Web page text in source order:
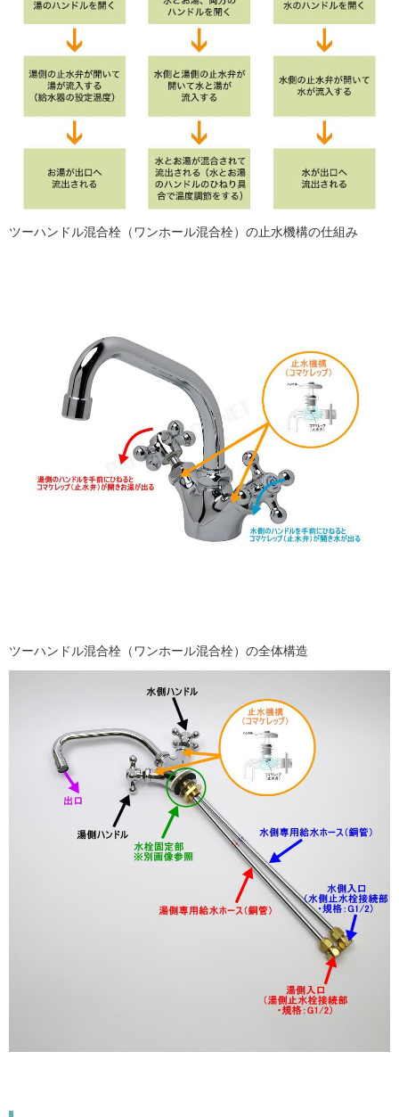
ツーハンドル混合栓（ワンホール混合栓）の止水機構の仕組み
ツーハンドル混合栓（ワンホール混合栓）の全体構造